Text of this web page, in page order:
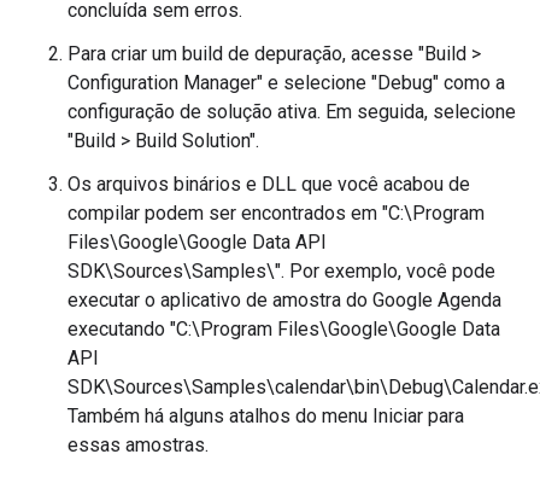
concluída sem erros.
Para criar um build de depuração, acesse "Build >
Configuration Manager" e selecione "Debug" como a
configuração de solução ativa. Em seguida, selecione
"Build > Build Solution".
Os arquivos binários e DLL que você acabou de
compilar podem ser encontrados em "C:\Program
Files\Google\Google Data API
SDK\Sources\Samples\". Por exemplo, você pode
executar o aplicativo de amostra do Google Agenda
executando "C:\Program Files\Google\Google Data
API
Também há alguns atalhos do menu Iniciar para
essas amostras.